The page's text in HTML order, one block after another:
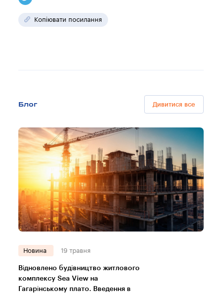
Копіювати посилання
Блог Дивитися все
Новина 19 травня
Відновлено будівництво житлового
комплексу Sea View на
Гагарінському плато. Введення в